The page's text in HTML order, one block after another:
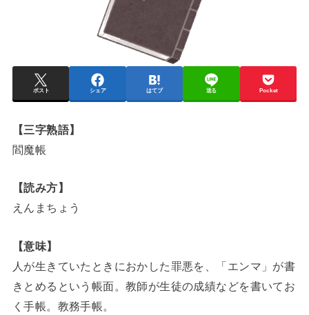
ポスト シェア はてブ 送る Pocket
【三字熟語】
閻魔帳
【読み方】
えんまちょう
【意味】
人が生きていたときにおかした罪悪を、「エンマ」が書
きとめるという帳面。教師が生徒の成績などを書いてお
く手帳。教務手帳。